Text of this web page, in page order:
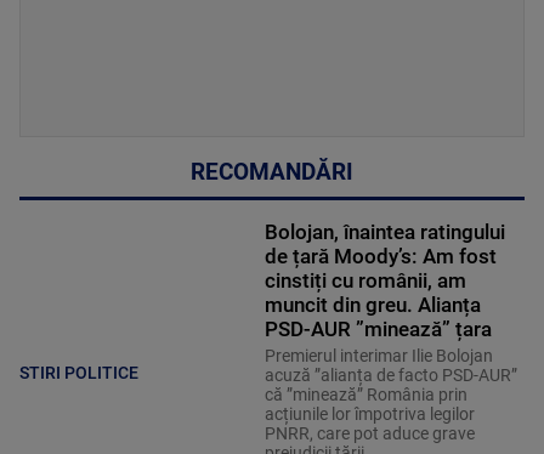
RECOMANDĂRI
STIRI POLITICE
Bolojan, înaintea ratingului
de țară Moody’s: Am fost
cinstiți cu românii, am
muncit din greu. Alianța
PSD-AUR ”minează” țara
Premierul interimar Ilie Bolojan
acuză ”alianța de facto PSD-AUR”
că ”minează” România prin
acțiunile lor împotriva legilor
PNRR, care pot aduce grave